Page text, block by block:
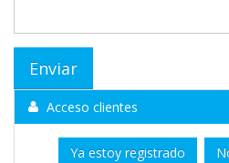
Acceso clientes
Ya estoy registrado